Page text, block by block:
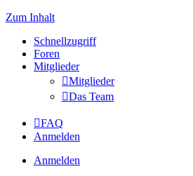
Zum Inhalt
Schnellzugriff
Foren
Mitglieder
Mitglieder
Das Team
FAQ
Anmelden
Anmelden